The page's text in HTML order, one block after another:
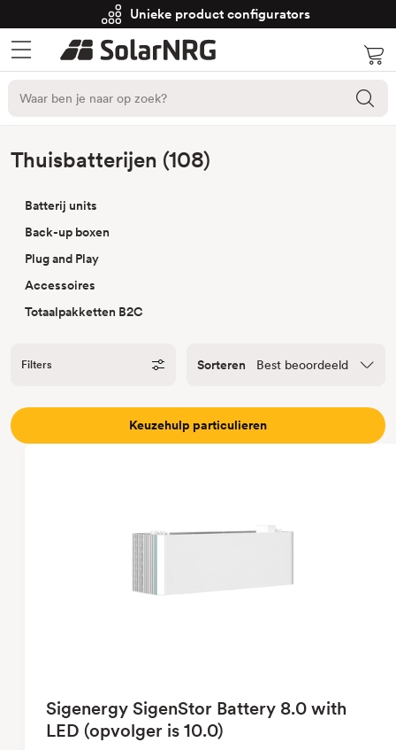
Unieke product configurators
Thuisbatterijen (108)
Batterij units
Back-up boxen
Plug and Play
Accessoires
Totaalpakketten B2C
Filters Sorteren
Keuzehulp particulieren
Sigenergy SigenStor Battery 8.0 with
LED (opvolger is 10.0)